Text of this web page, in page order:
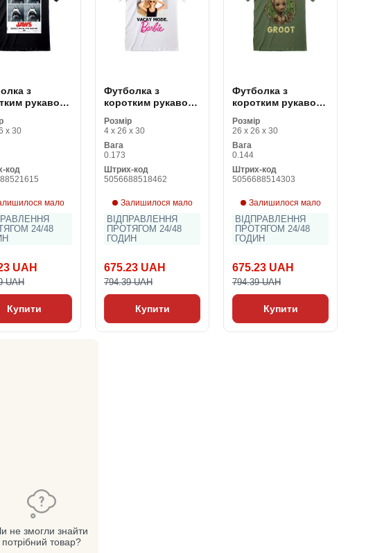
з
рукавом
Чорний
x 30
код
мало
24/48
UAH
UAH
Купити
Футболка з
коротким рукавом
Білий Унісекс
Розмір
4 x 26 x 30
Вага
0.173
Штрих-код
5056688518462
Залишилося мало
ВІДПРАВЛЕННЯ
ПРОТЯГОМ 24/48
ГОДИН
675.23 UAH
794.39 UAH
Купити
Футболка з
коротким рукавом
Зелений Унісекс
Розмір
26 x 26 x 30
Вага
0.144
Штрих-код
5056688514303
Залишилося мало
ВІДПРАВЛЕННЯ
ПРОТЯГОМ 24/48
ГОДИН
675.23 UAH
794.39 UAH
Купити
не змогли знайти
потрібний товар?